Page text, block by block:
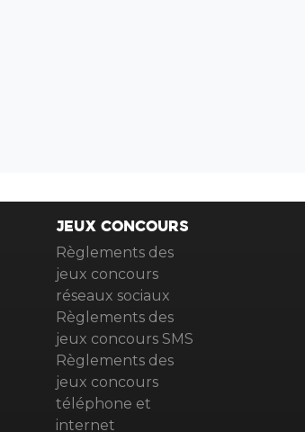
JEUX CONCOURS
Règlements des
jeux concours
réseaux sociaux
Règlements des
jeux concours SMS
Règlements des
jeux concours
téléphone et
internet